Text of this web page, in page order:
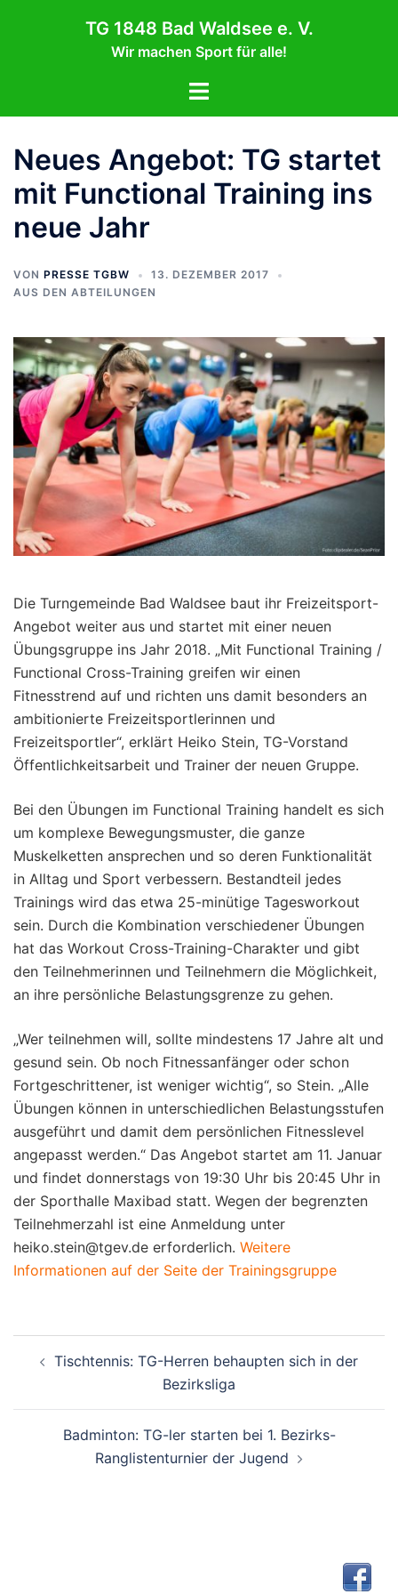
TG 1848 Bad Waldsee e. V.
Wir machen Sport für alle!
Menü
Neues Angebot: TG startet
mit Functional Training ins
neue Jahr
VON PRESSE TGBW
13. DEZEMBER 2017
AUS DEN ABTEILUNGEN
Die Turngemeinde Bad Waldsee baut ihr Freizeitsport-
Angebot weiter aus und startet mit einer neuen
Übungsgruppe ins Jahr 2018. „Mit Functional Training /
Functional Cross-Training greifen wir einen
Fitnesstrend auf und richten uns damit besonders an
ambitionierte Freizeitsportlerinnen und
Freizeitsportler“, erklärt Heiko Stein, TG-Vorstand
Öffentlichkeitsarbeit und Trainer der neuen Gruppe.
Bei den Übungen im Functional Training handelt es sich
um komplexe Bewegungsmuster, die ganze
Muskelketten ansprechen und so deren Funktionalität
in Alltag und Sport verbessern. Bestandteil jedes
Trainings wird das etwa 25-minütige Tagesworkout
sein. Durch die Kombination verschiedener Übungen
hat das Workout Cross-Training-Charakter und gibt
den Teilnehmerinnen und Teilnehmern die Möglichkeit,
an ihre persönliche Belastungsgrenze zu gehen.
„Wer teilnehmen will, sollte mindestens 17 Jahre alt und
gesund sein. Ob noch Fitnessanfänger oder schon
Fortgeschrittener, ist weniger wichtig“, so Stein. „Alle
Übungen können in unterschiedlichen Belastungsstufen
ausgeführt und damit dem persönlichen Fitnesslevel
angepasst werden.“ Das Angebot startet am 11. Januar
und findet donnerstags von 19:30 Uhr bis 20:45 Uhr in
der Sporthalle Maxibad statt. Wegen der begrenzten
Teilnehmerzahl ist eine Anmeldung unter
heiko.stein@tgev.de erforderlich. Weitere
Informationen auf der Seite der Trainingsgruppe
Tischtennis: TG-Herren behaupten sich in der
Bezirksliga
Badminton: TG-ler starten bei 1. Bezirks-
Ranglistenturnier der Jugend